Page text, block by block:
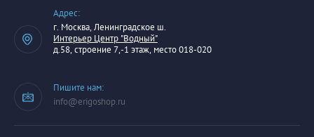
Адрес:
г. Москва, Ленинградское ш.
Интерьер Центр "Водный"
д.58, строение 7,-1 этаж, место 018-020
Пишите нам:
info@erigoshop.ru